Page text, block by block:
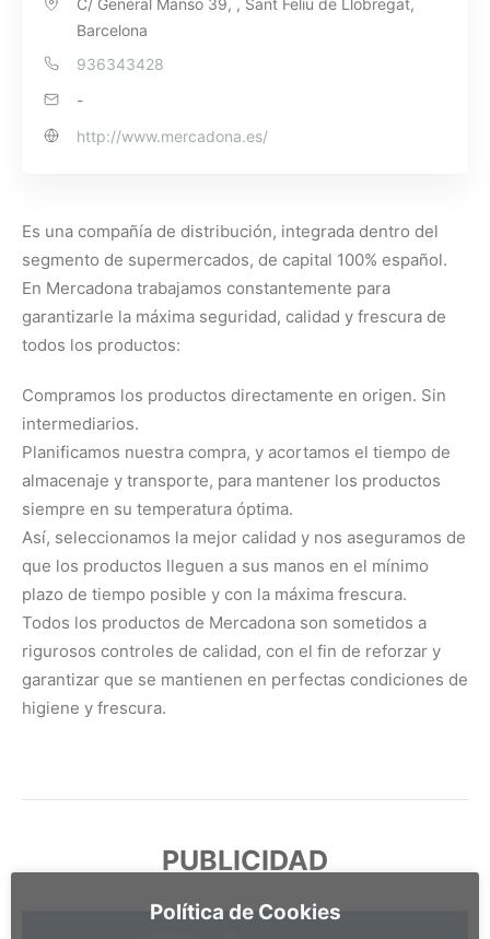
C/ General Manso 39, , Sant Feliu de Llobregat,
Barcelona
936343428
-
http://www.mercadona.es/
Es una compañía de distribución, integrada dentro del
segmento de supermercados, de capital 100% español.
En Mercadona trabajamos constantemente para
garantizarle la máxima seguridad, calidad y frescura de
todos los productos:
Compramos los productos directamente en origen. Sin
intermediarios.
Planificamos nuestra compra, y acortamos el tiempo de
almacenaje y transporte, para mantener los productos
siempre en su temperatura óptima.
Así, seleccionamos la mejor calidad y nos aseguramos de
que los productos lleguen a sus manos en el mínimo
plazo de tiempo posible y con la máxima frescura.
Todos los productos de Mercadona son sometidos a
rigurosos controles de calidad, con el fin de reforzar y
garantizar que se mantienen en perfectas condiciones de
higiene y frescura.
PUBLICIDAD
Política de Cookies